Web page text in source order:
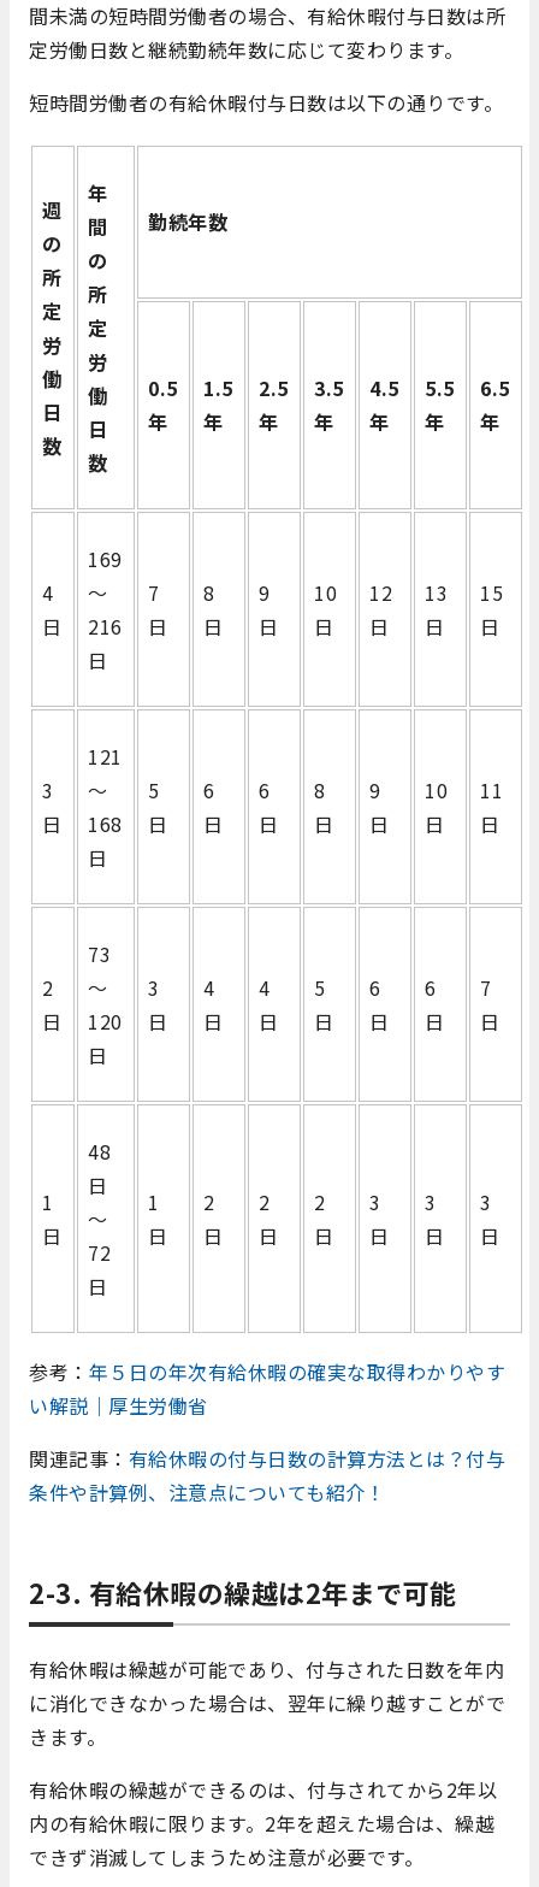
間未満の短時間労働者の場合、有給休暇付与日数は所
定労働日数と継続勤続年数に応じて変わります。
短時間労働者の有給休暇付与日数は以下の通りです。
週
の
所
定
労
働
日
数
年
間
の
所
定
労
働
日
数
勤続年数
0.5
年
1.5
年
2.5
年
3.5
年
4.5
年
5.5
年
6.5
年
4
日
169
～
216
日
7
日
8
日
9
日
10
日
12
日
13
日
15
日
3
日
121
～
168
日
5
日
6
日
6
日
8
日
9
日
10
日
11
日
2
日
73
～
120
日
3
日
4
日
4
日
5
日
6
日
6
日
7
日
1
日
48
日
～
72
日
1
日
2
日
2
日
2
日
3
日
3
日
3
日
参考： 年５日の年次有給休暇の確実な取得わかりやす
い解説｜厚生労働省
関連記事： 有給休暇の付与日数の計算方法とは？付与
条件や計算例、注意点についても紹介！
2-3. 有給休暇の繰越は2年まで可能
有給休暇は繰越が可能であり、付与された日数を年内
に消化できなかった場合は、翌年に繰り越すことがで
きます。
有給休暇の繰越ができるのは、付与されてから2年以
内の有給休暇に限ります。2年を超えた場合は、繰越
できず消滅してしまうため注意が必要です。